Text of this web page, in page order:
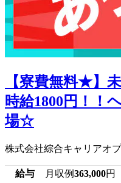
【寮費無料★】
時給1800円！！
場☆
株式会社綜合キャリアオ
給与 月収例363,000円